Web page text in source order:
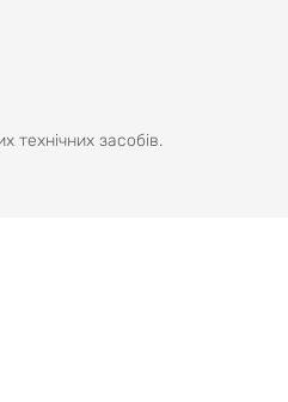
технічних засобів.